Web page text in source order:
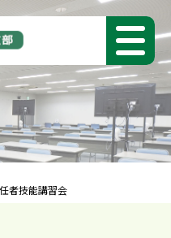
者技能講習会